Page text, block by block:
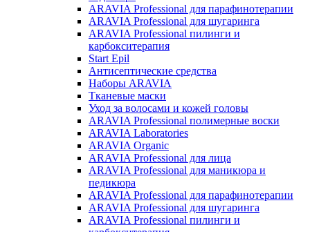
ARAVIA Professional для парафинотерапии
ARAVIA Professional для шугаринга
ARAVIA Professional пилинги и
карбокситерапия
Start Epil
Антисептические средства
Наборы ARAVIA
Тканевые маски
Уход за волосами и кожей головы
ARAVIA Professional полимерные воски
ARAVIA Laboratories
ARAVIA Organic
ARAVIA Professional для лица
ARAVIA Professional для маникюра и
педикюра
ARAVIA Professional для парафинотерапии
ARAVIA Professional для шугаринга
ARAVIA Professional пилинги и